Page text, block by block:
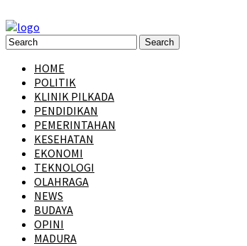
HOME
POLITIK
KLINIK PILKADA
PENDIDIKAN
PEMERINTAHAN
KESEHATAN
EKONOMI
TEKNOLOGI
OLAHRAGA
NEWS
BUDAYA
OPINI
MADURA